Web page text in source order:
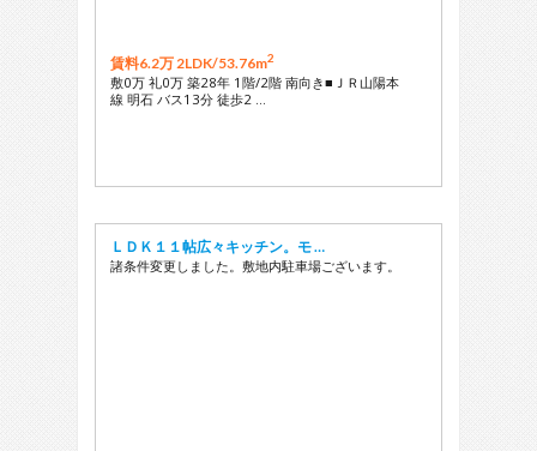
賃料6.2万 2LDK/53.76m2
敷0万 礼0万 築28年 1階/2階 南向き■ＪＲ山陽本
線 明石 バス13分 徒歩2 …
ＬＤＫ１１帖広々キッチン。モ …
諸条件変更しました。敷地内駐車場ございます。